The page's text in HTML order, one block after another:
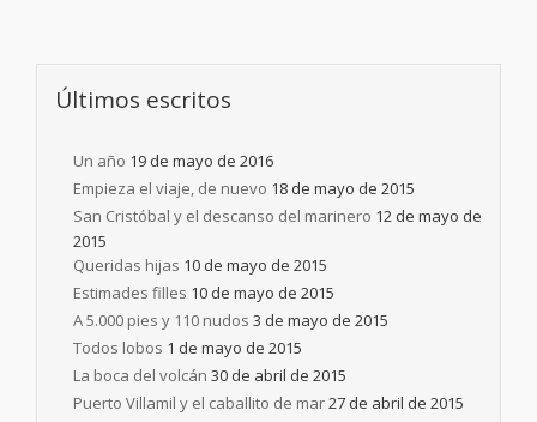
Últimos escritos
Un año 19 de mayo de 2016
Empieza el viaje, de nuevo 18 de mayo de 2015
San Cristóbal y el descanso del marinero 12 de mayo de
2015
Queridas hijas 10 de mayo de 2015
Estimades filles 10 de mayo de 2015
A 5.000 pies y 110 nudos 3 de mayo de 2015
Todos lobos 1 de mayo de 2015
La boca del volcán 30 de abril de 2015
Puerto Villamil y el caballito de mar27 de abril de 2015